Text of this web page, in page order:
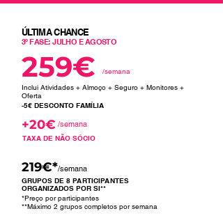
ÚLTIMA CHANCE
3º FASE: JULHO E AGOSTO
/semana
Inclui Atividades + Almoço + Seguro + Monitores +
Oferta
259€
-5€ DESCONTO FAMÍLIA
+20€ /semana
TAXA DE NÃO SÓCIO
/semana
219€*
GRUPOS DE 8 PARTICIPANTES
ORGANIZADOS POR SI**
*Preço por participantes
**Máximo 2 grupos completos por semana